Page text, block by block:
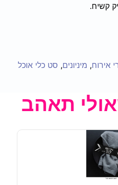
קשיח.
אירוח, מיניונים, סט כלי אוכל
תאהב